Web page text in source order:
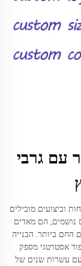
עם גרבי
וביצועים מובילים
נושמים, הם מאדים
החם ביותר. הבנייה
אסטרטגי מספק
עם עשרות שנים של